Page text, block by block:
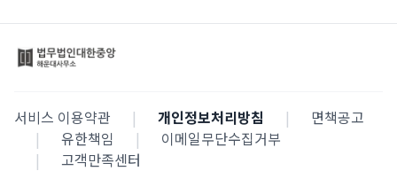
서비스 이용약관 | 개인정보처리방침 |
면책공고
|
유한책임 |
이메일무단수집거부
|
고객만족센터